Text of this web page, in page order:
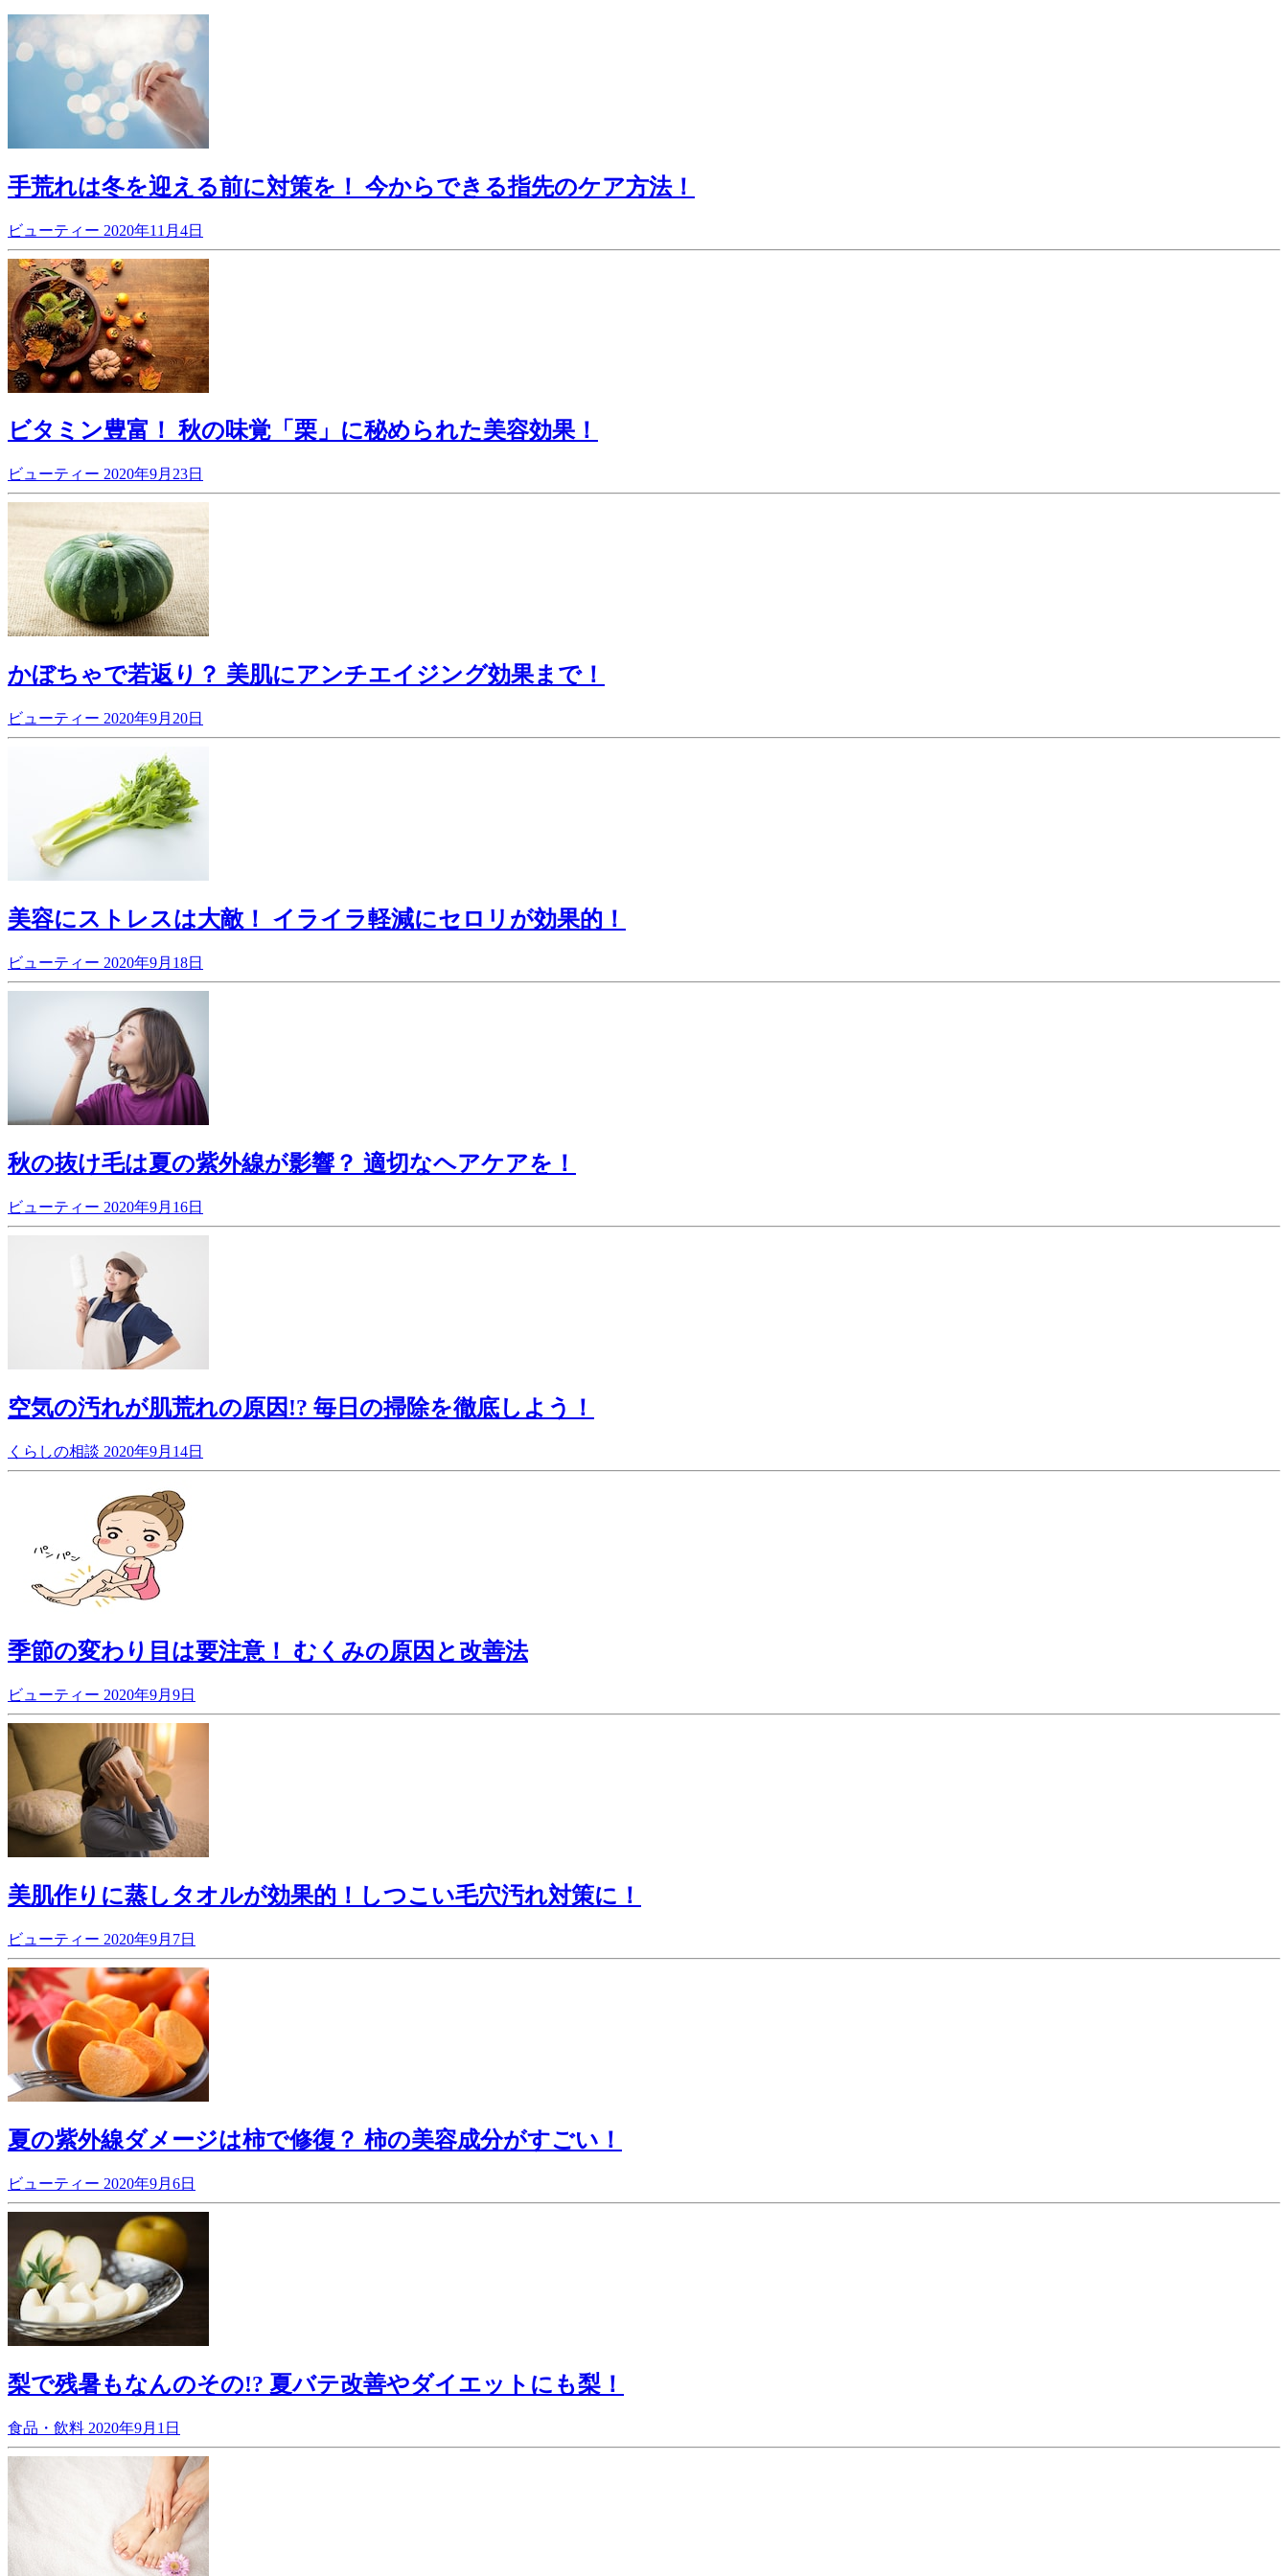
手荒れは冬を迎える前に対策を！ 今からできる指先のケア方法！
ビューティー 2020年11月4日
ビタミン豊富！ 秋の味覚「栗」に秘められた美容効果！
ビューティー 2020年9月23日
かぼちゃで若返り？ 美肌にアンチエイジング効果まで！
ビューティー 2020年9月20日
美容にストレスは大敵！ イライラ軽減にセロリが効果的！
ビューティー 2020年9月18日
秋の抜け毛は夏の紫外線が影響？ 適切なヘアケアを！
ビューティー 2020年9月16日
空気の汚れが肌荒れの原因!? 毎日の掃除を徹底しよう！
くらしの相談 2020年9月14日
季節の変わり目は要注意！ むくみの原因と改善法
ビューティー 2020年9月9日
美肌作りに蒸しタオルが効果的！しつこい毛穴汚れ対策に！
ビューティー 2020年9月7日
夏の紫外線ダメージは柿で修復？ 柿の美容成分がすごい！
ビューティー 2020年9月6日
梨で残暑もなんのその!? 夏バテ改善やダイエットにも梨！
食品・飲料 2020年9月1日